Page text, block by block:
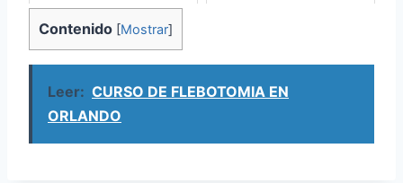
Contenido [Mostrar]
Leer: CURSO DE FLEBOTOMIA EN
ORLANDO